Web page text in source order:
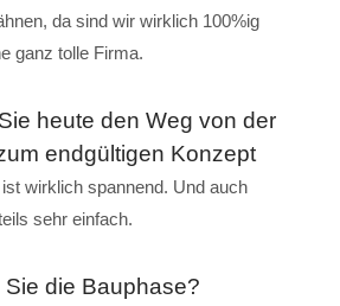
da sind wir wirklich 100%ig
ganz tolle Firma.
heute den Weg von der
endgültigen Konzept
wirklich spannend. Und auch
sehr einfach.
die Bauphase?